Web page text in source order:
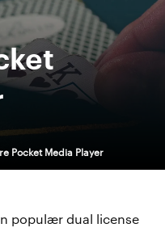
Pocket Media Player
populær dual license